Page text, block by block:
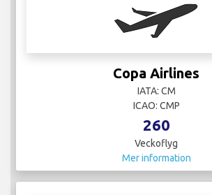
Copa Airlines
IATA: CM
ICAO: CMP
260
Veckoflyg
Mer information